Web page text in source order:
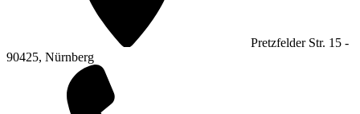
Pretzfelder Str. 15 -
90425, Nürnberg